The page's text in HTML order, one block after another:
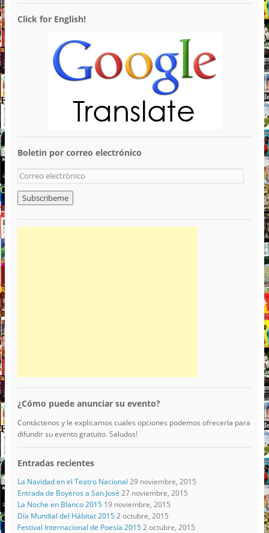
Click for English!
Boletin por correo electrónico
¿Cómo puede anunciar su evento?
Contáctenos y le explicamos cuales opciones podemos ofrecerla para
difundir su evento gratuito. Saludos!
Entradas recientes
La Navidad en el Teatro Nacional 29 noviembre, 2015
Entrada de Boyeros a San José 27 noviembre, 2015
La Noche en Blanco 2015 19 noviembre, 2015
Día Mundial del Hábitat 2015 2 octubre, 2015
Festival Internacional de Poesía 2015 2 octubre, 2015